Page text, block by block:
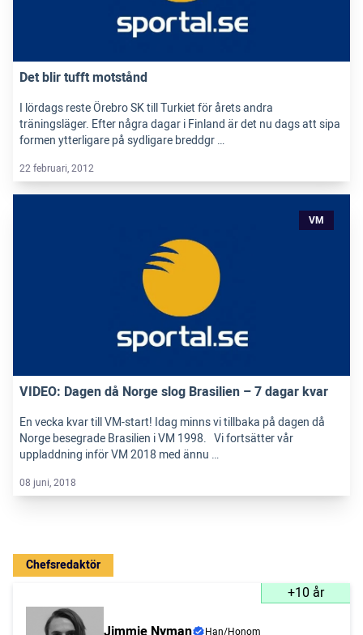
Det blir tufft motstånd
I lördags reste Örebro SK till Turkiet för årets andra
träningsläger. Efter några dagar i Finland är det nu dags att sipa
formen ytterligare på sydligare breddgr …
22 februari, 2012
VM
VIDEO: Dagen då Norge slog Brasilien – 7 dagar kvar
En vecka kvar till VM-start! Idag minns vi tillbaka på dagen då
Norge besegrade Brasilien i VM 1998. Vi fortsätter vår
uppladdning inför VM 2018 med ännu …
08 juni, 2018
Chefsredaktör
+10 år
Han/Honom